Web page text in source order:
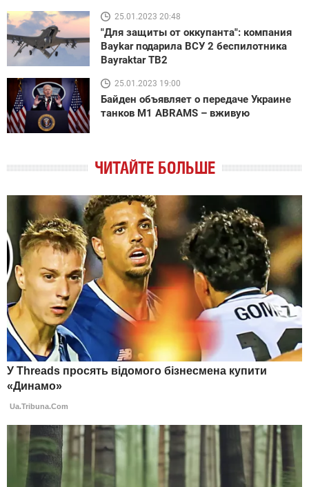
25.01.2023 20:48
"Для защиты от оккупанта": компания
Baykar подарила ВСУ 2 беспилотника
Bayraktar TB2
25.01.2023 19:00
Байден объявляет о передаче Украине
танков M1 ABRAMS – вживую
ЧИТАЙТЕ БОЛЬШЕ